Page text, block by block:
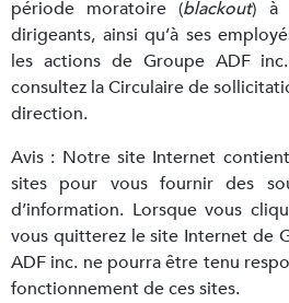
période moratoire (blackout) à
dirigeants, ainsi qu’à ses
les actions de Groupe ADF
consultez la Circulaire de
direction.
Avis : Notre site Internet
sites pour vous fournir des
d’information. Lorsque vous
vous quitterez le site Internet de
ADF inc. ne pourra être tenu
fonctionnement de ces sites.